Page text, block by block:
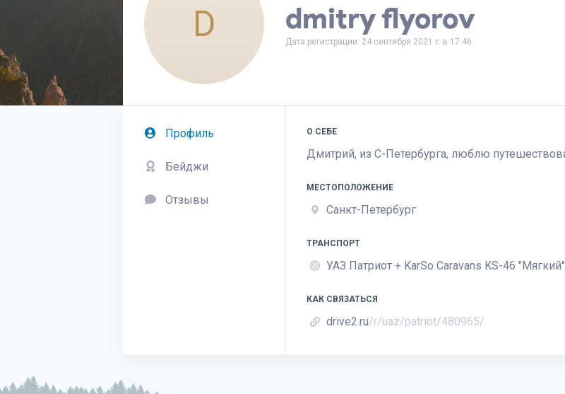
D dmitry flyorov
Дата регистрации: 24 сентября 2021 г. в 17:46
Профиль
Бейджи
Отзывы
О СЕБЕ
Дмитрий, из С-Петербурга, люблю
МЕСТОПОЛОЖЕНИЕ
Санкт-Петербург
ТРАНСПОРТ
УАЗ Патриот + KarSo Caravans KS-46 "Мягкий"
КАК СВЯЗАТЬСЯ
drive2.ru/r/uaz/patriot/480965/